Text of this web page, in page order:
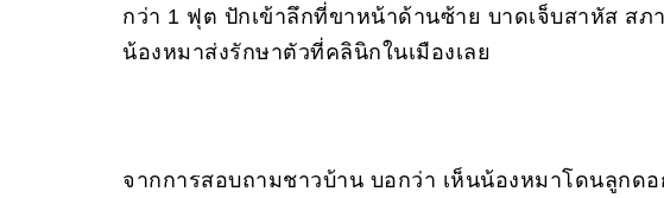
กว่า 1 ฟุต ปักเข้าลึกที่ขาหน้าด้านซ้าย บาดเจ็บสาหัส สภ
น้องหมาส่งรักษาตัวที่คลินิกในเมืองเลย
จากการสอบถามชาวบ้าน บอกว่า เห็นน้องหมาโดนลูกด